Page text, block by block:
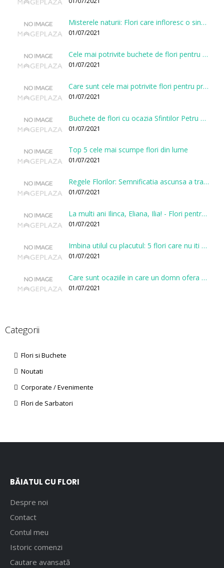
Misterele naturii: Flori care infloresc o singura data la cateva sute de ani
01/07/2021
Cele mai potrivite buchete de flori pentru onomastici
01/07/2021
Care sunt cele mai potrivite flori pentru prima intalnire?
01/07/2021
Buchete de flori cu ocazia Sfintilor Petru si Pavel
01/07/2021
Top 5 cele mai scumpe flori din lume
01/07/2021
Regele Florilor: Semnificatia ascunsa a trandafirului
01/07/2021
La multi ani Ilinca, Eliana, Ilia! - Flori pentru doamnele sarbatorite de Sfantul Ilie
01/07/2021
Imbina utilul cu placutul: 5 flori care nu iti vor face gaura in buget
01/07/2021
Care sunt ocaziile in care un domn ofera flori?
01/07/2021
Categorii
Flori si Buchete
Noutati
Corporate / Evenimente
Flori de Sarbatori
BĂIATUL CU FLORI
Despre noi
Contact
Contul meu
Istoric comenzi
Cautare avansată